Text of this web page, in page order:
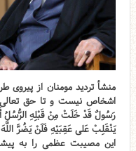
منشأ تردید مومنان از
اشخاص نیست و تا حق تعالی
رَسُولٌ قَدْ خَلَتْ مِنْ قَبْلِهِ الرُّسُلُ أَ
يَنْقَلِبْ عَلى‌ عَقِبَيْهِ فَلَنْ يَضُرَّ
این مصیبت عظمی را به